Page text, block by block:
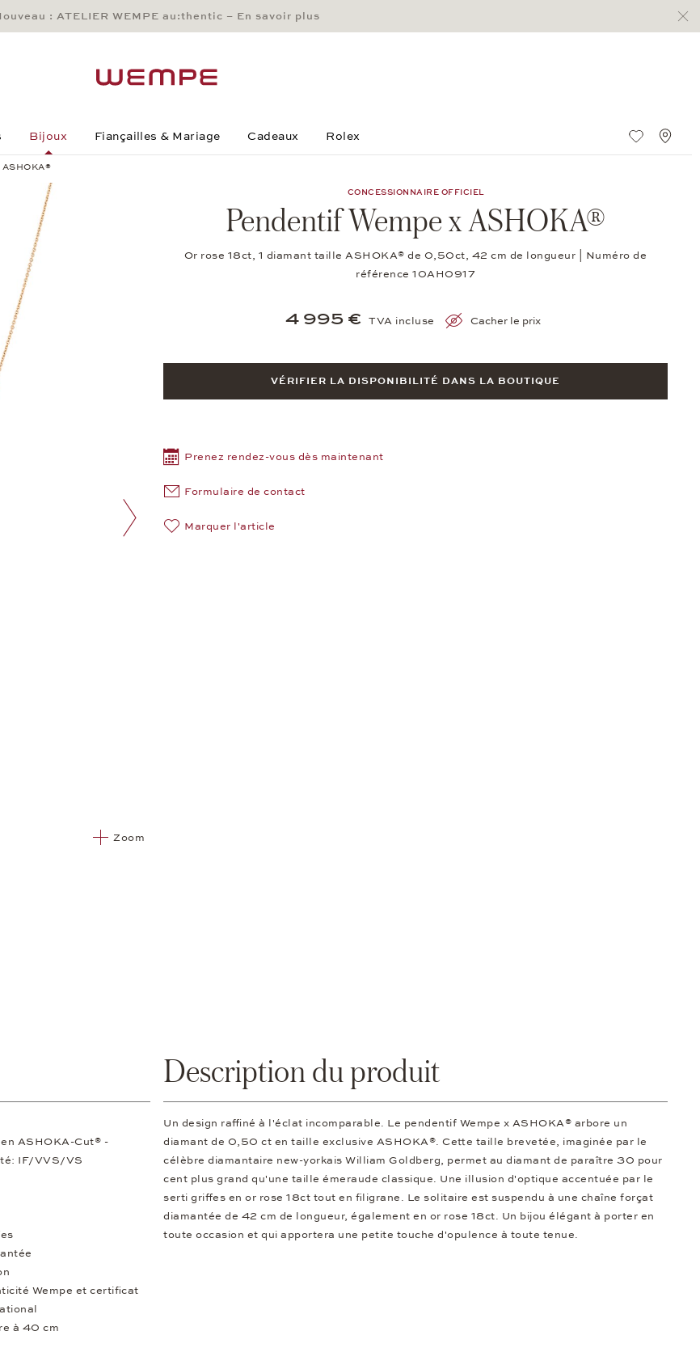
Main Content
Main Menu
Search
Footer
: ATELIER WEMPE au:thentic – En savoir plus
Bijoux Fiançailles & Mariage Cadeaux Rolex Liste de
Zoom
CONCESSIONNAIRE OFFICIEL
Pendentif Wempe x ASHOKA®
Or rose 18ct, 1 diamant taille ASHOKA® de 0,50ct, 42 cm de longueur | Numéro de
référence 10AH0917
4 995 € TVA incluse Cacher le prix
VÉRIFIER LA DISPONIBILITÉ DANS LA BOUTIQUE
Prenez rendez-vous dès maintenant
Formulaire de contact
Marquer l'article
ASHOKA-Cut® -
IF/VVS/VS
Wempe et certificat
à 40 cm
Description du produit
Un design raffiné à l'éclat incomparable. Le pendentif Wempe x ASHOKA® arbore un
diamant de 0,50 ct en taille exclusive ASHOKA®. Cette taille brevetée, imaginée par le
célèbre diamantaire new-yorkais William Goldberg, permet au diamant de paraître 30 pour
cent plus grand qu'une taille émeraude classique. Une illusion d'optique accentuée par le
serti griffes en or rose 18ct tout en filigrane. Le solitaire est suspendu à une chaîne forçat
diamantée de 42 cm de longueur, également en or rose 18ct. Un bijou élégant à porter en
toute occasion et qui apportera une petite touche d'opulence à toute tenue.